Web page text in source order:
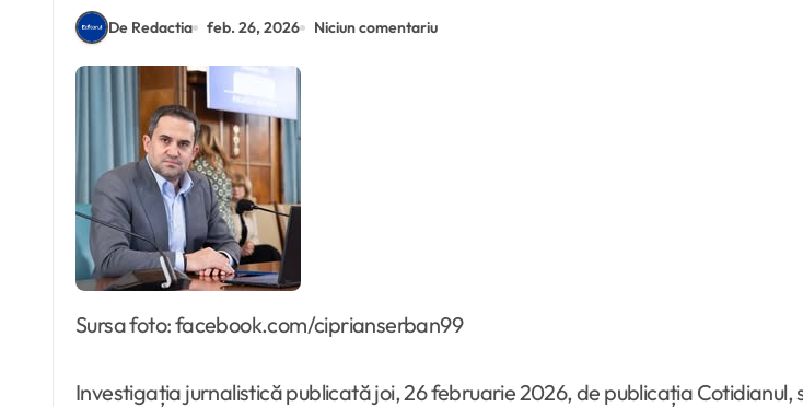
De Redactia feb. 26, 2026 Niciun comentariu
Sursa foto: facebook.com/ciprianserban99
Investigația jurnalistică publicată joi, 26 februarie 2026, de publicația